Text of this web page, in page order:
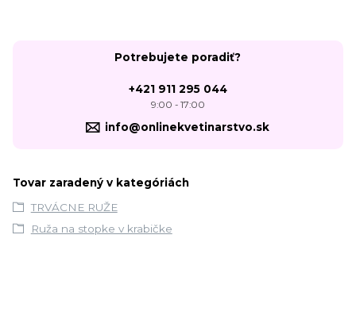
Potrebujete poradiť?
+421 911 295 044
9:00 - 17:00
info@onlinekvetinarstvo.sk
Tovar zaradený v kategóriách
TRVÁCNE RUŽE
Ruža na stopke v krabičke